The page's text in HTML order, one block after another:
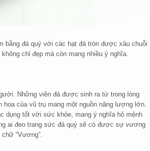
bằng đá quý với các hạt đá tròn được xâu chuỗi
không chỉ đẹp mà còn mang nhiều ý nghĩa.
Những viên đá được sinh ra từ trong lòng
của vũ trụ mang một nguồn năng lượng lớn.
dụng tốt với sức khỏe, mang ý nghĩa hộ mệnh
ai đeo trang sức đá quý sẽ có được sự vương
“Vương”.